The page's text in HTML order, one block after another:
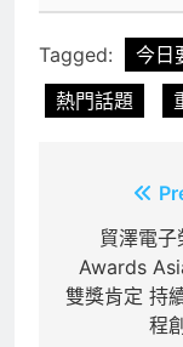
Tagged: 今日
熱門話題
導
貿澤電子
Awards
雙獎肯定 持
程